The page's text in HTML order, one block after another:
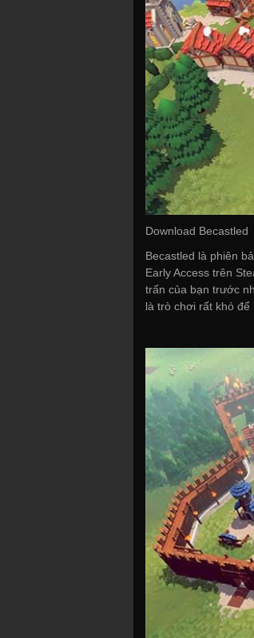
Download Becastled
Becastled là phiên
Early Access trên
trấn của bạn trước
là trò chơi rất khó để